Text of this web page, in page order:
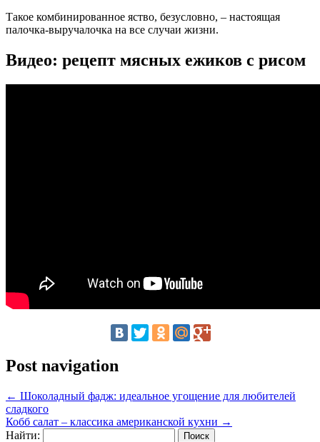
Такое комбинированное яство, безусловно, – настоящая
палочка-выручалочка на все случаи жизни.
Видео: рецепт мясных ежиков с рисом
Post navigation
← Шоколадный фадж: идеальное угощение для любителей
сладкого
Кобб салат – классика американской кухни →
Найти: